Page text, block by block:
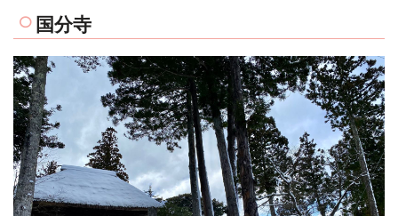
国分寺